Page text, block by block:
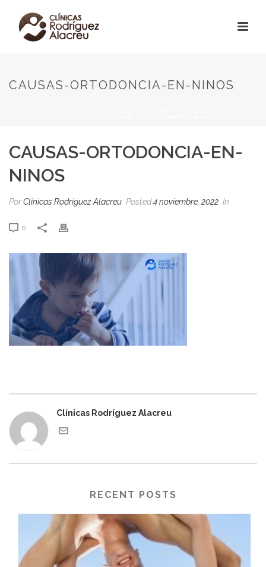
CAUSAS-ORTODONCIA-EN-NINOS
CAUSAS-ORTODONCIA-EN-
NINOS
PorClínicas Rodríguez Alacreu Posted4 noviembre, 2022 In
0
Clínicas Rodríguez Alacreu
RECENT POSTS